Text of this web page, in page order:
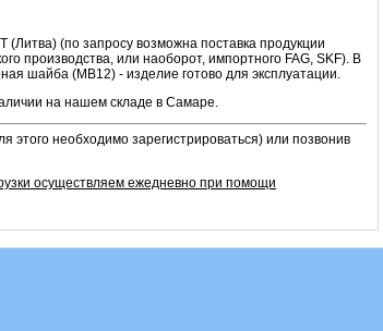
(по запросу возможна поставка продукции
производства, или наоборот, импортного FAG, SKF). В
шайба (MB12) - изделие готово для эксплуатации.
на нашем складе в Самаре.
этого необходимо зарегистрироваться) или позвонив
осуществляем ежедневно при помощи